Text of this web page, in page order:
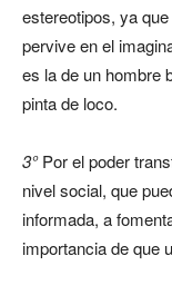
estereotipos, ya
pervive en el
es la de un hombre
pinta de loco.
3°Por el poder
nivel social, que
informada, a
importancia de que